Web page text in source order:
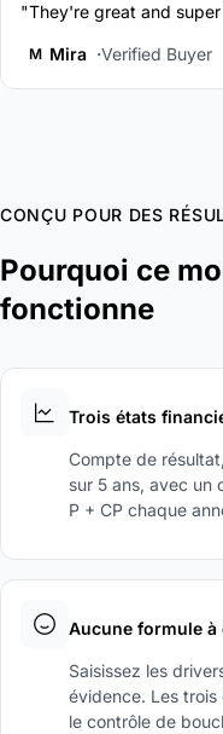
"They're great and
M Mira Verified Buyer
CONÇU POUR DES
Pourquoi ce
fonctionne
Trois états
Compte de
sur 5 ans, avec un
P + CP chaque
Aucune formule à
Saisissez les
évidence. Les
le contrôle de